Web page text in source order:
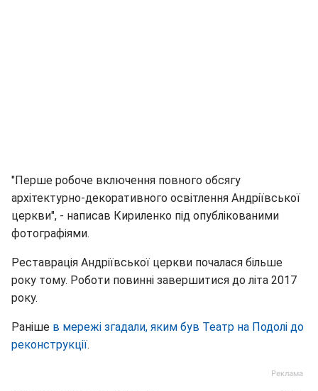
"Перше робоче включення повного обсягу
архітектурно-декоративного освітлення Андріївської
церкви", - написав Кириленко під опублікованими
фотографіями.
Реставрація Андріївської церкви почалася більше
року тому. Роботи повинні завершитися до літа 2017
року.
Раніше в мережі згадали, яким був Театр на Подолі до
реконструкції.